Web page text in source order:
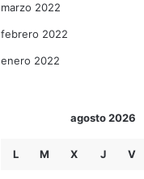
marzo 2022
febrero 2022
enero 2022
agosto 2026
L M X J V